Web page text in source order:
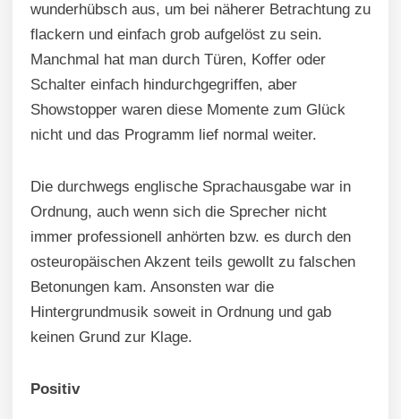
wunderhübsch aus, um bei näherer Betrachtung zu
flackern und einfach grob aufgelöst zu sein.
Manchmal hat man durch Türen, Koffer oder
Schalter einfach hindurchgegriffen, aber
Showstopper waren diese Momente zum Glück
nicht und das Programm lief normal weiter.
Die durchwegs englische Sprachausgabe war in
Ordnung, auch wenn sich die Sprecher nicht
immer professionell anhörten bzw. es durch den
osteuropäischen Akzent teils gewollt zu falschen
Betonungen kam. Ansonsten war die
Hintergrundmusik soweit in Ordnung und gab
keinen Grund zur Klage.
Positiv